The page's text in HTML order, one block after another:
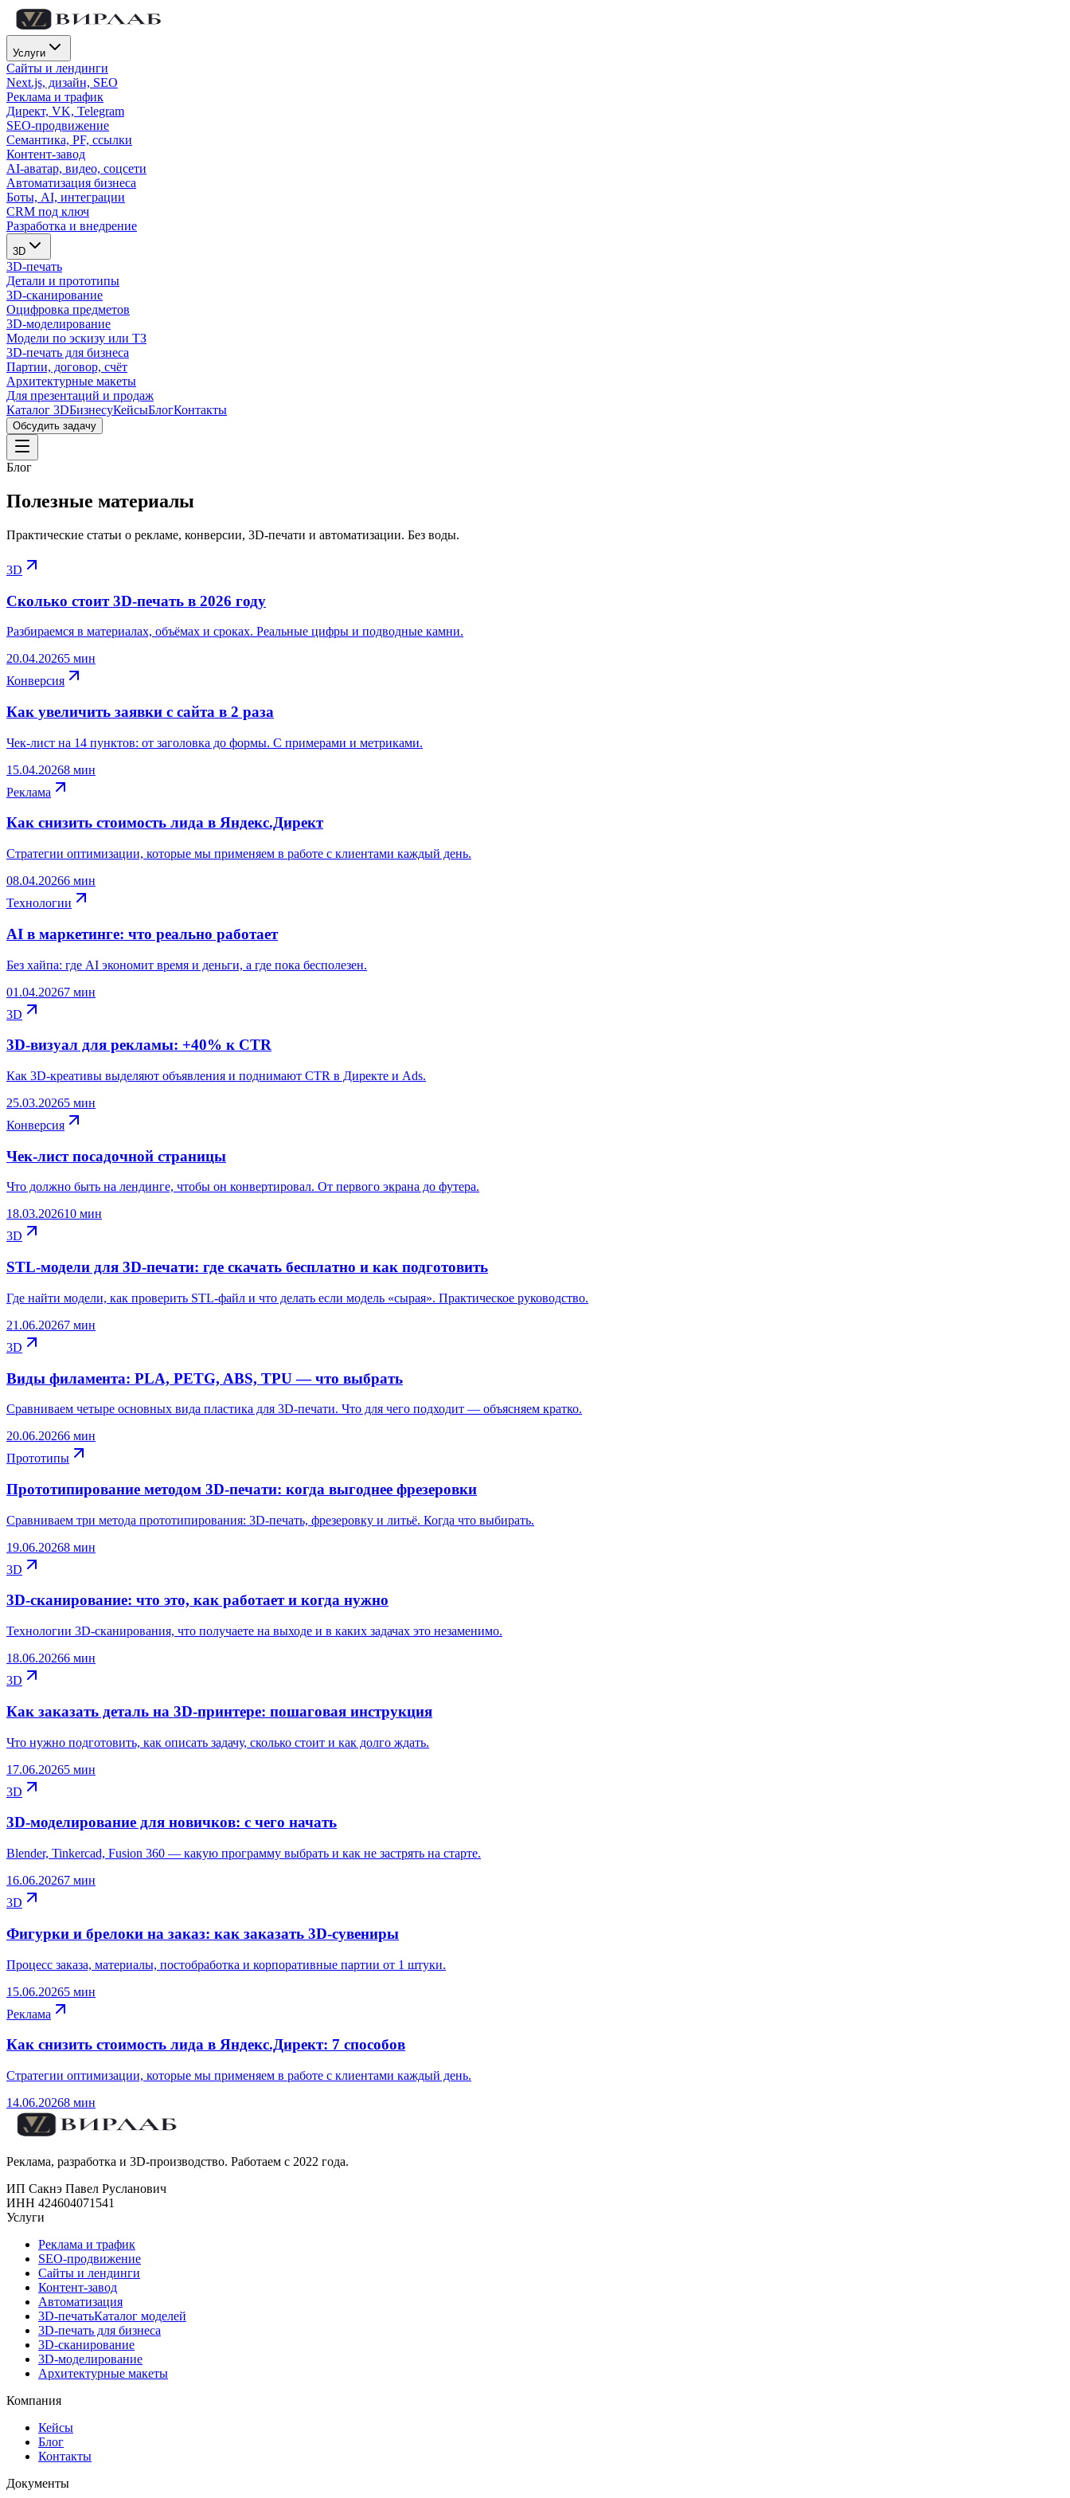
Услуги
Сайты и лендинги
Next.js, дизайн, SEO
Реклама и трафик
Директ, VK, Telegram
SEO-продвижение
Семантика, PF, ссылки
Контент-завод
AI-аватар, видео, соцсети
Автоматизация бизнеса
Боты, AI, интеграции
CRM под ключ
Разработка и внедрение
3D
3D-печать
Детали и прототипы
3D-сканирование
Оцифровка предметов
3D-моделирование
Модели по эскизу или ТЗ
3D-печать для бизнеса
Партии, договор, счёт
Архитектурные макеты
Для презентаций и продаж
Каталог 3DБизнесуКейсыБлогКонтакты
Обсудить задачу
Блог
Полезные материалы
Практические статьи о рекламе, конверсии, 3D-печати и автоматизации. Без воды.
3D
Сколько стоит 3D-печать в 2026 году
Разбираемся в материалах, объёмах и сроках. Реальные цифры и подводные камни.
20.04.20265 мин
Конверсия
Как увеличить заявки с сайта в 2 раза
Чек-лист на 14 пунктов: от заголовка до формы. С примерами и метриками.
15.04.20268 мин
Реклама
Как снизить стоимость лида в Яндекс.Директ
Стратегии оптимизации, которые мы применяем в работе с клиентами каждый день.
08.04.20266 мин
Технологии
AI в маркетинге: что реально работает
Без хайпа: где AI экономит время и деньги, а где пока бесполезен.
01.04.20267 мин
3D
3D-визуал для рекламы: +40% к CTR
Как 3D-креативы выделяют объявления и поднимают CTR в Директе и Ads.
25.03.20265 мин
Конверсия
Чек-лист посадочной страницы
Что должно быть на лендинге, чтобы он конвертировал. От первого экрана до футера.
18.03.202610 мин
3D
STL-модели для 3D-печати: где скачать бесплатно и как подготовить
Где найти модели, как проверить STL-файл и что делать если модель «сырая». Практическое руководство.
21.06.20267 мин
3D
Виды филамента: PLA, PETG, ABS, TPU — что выбрать
Сравниваем четыре основных вида пластика для 3D-печати. Что для чего подходит — объясняем кратко.
20.06.20266 мин
Прототипы
Прототипирование методом 3D-печати: когда выгоднее фрезеровки
Сравниваем три метода прототипирования: 3D-печать, фрезеровку и литьё. Когда что выбирать.
19.06.20268 мин
3D
3D-сканирование: что это, как работает и когда нужно
Технологии 3D-сканирования, что получаете на выходе и в каких задачах это незаменимо.
18.06.20266 мин
3D
Как заказать деталь на 3D-принтере: пошаговая инструкция
Что нужно подготовить, как описать задачу, сколько стоит и как долго ждать.
17.06.20265 мин
3D
3D-моделирование для новичков: с чего начать
Blender, Tinkercad, Fusion 360 — какую программу выбрать и как не застрять на старте.
16.06.20267 мин
3D
Фигурки и брелоки на заказ: как заказать 3D-сувениры
Процесс заказа, материалы, постобработка и корпоративные партии от 1 штуки.
15.06.20265 мин
Реклама
Как снизить стоимость лида в Яндекс.Директ: 7 способов
Стратегии оптимизации, которые мы применяем в работе с клиентами каждый день.
14.06.20268 мин
Реклама, разработка и 3D-производство. Работаем с 2022 года.
ИП Сакнэ Павел Русланович
ИНН 424604071541
Услуги
Реклама и трафик
SEO-продвижение
Сайты и лендинги
Контент-завод
Автоматизация
3D-печатьКаталог моделей
3D-печать для бизнеса
3D-сканирование
3D-моделирование
Архитектурные макеты
Компания
Кейсы
Блог
Контакты
Документы